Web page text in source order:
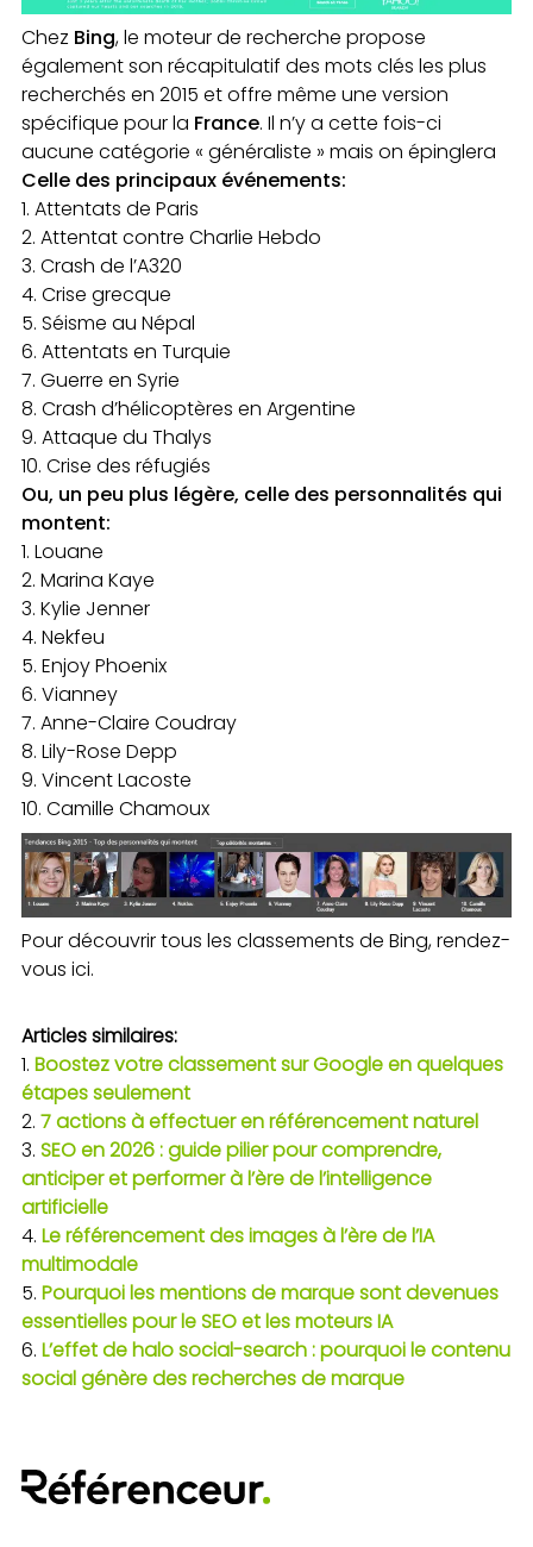
Chez Bing, le moteur de recherche propose
également son récapitulatif des mots clés les plus
recherchés en 2015 et offre même une version
spécifique pour la France. Il n’y a cette fois-ci
aucune catégorie « généraliste » mais on épinglera
Celle des principaux événements:
Attentats de Paris
Attentat contre Charlie Hebdo
Crash de l’A320
Crise grecque
Séisme au Népal
Attentats en Turquie
Guerre en Syrie
Crash d’hélicoptères en Argentine
Attaque du Thalys
Crise des réfugiés
Ou, un peu plus légère, celle des personnalités qui
montent:
Louane
Marina Kaye
Kylie Jenner
Nekfeu
Enjoy Phoenix
Vianney
Anne-Claire Coudray
Lily-Rose Depp
Vincent Lacoste
Camille Chamoux
Pour découvrir tous les classements de Bing, rendez-
vous ici.
Articles similaires:
Boostez votre classement sur Google en quelques
étapes seulement
7 actions à effectuer en référencement naturel
SEO en 2026 : guide pilier pour comprendre,
anticiper et performer à l’ère de l’intelligence
artificielle
Le référencement des images à l’ère de l’IA
multimodale
Pourquoi les mentions de marque sont devenues
essentielles pour le SEO et les moteurs IA
L’effet de halo social-search : pourquoi le contenu
social génère des recherches de marque